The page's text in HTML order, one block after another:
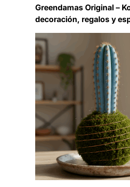
Greendamas Original –
decoración, regalos y